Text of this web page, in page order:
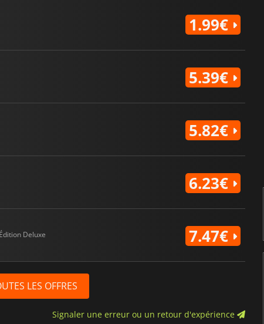
1.99€
5.39€
5.82€
6.23€
Édition Deluxe 7.47€
LES OFFRES
Signaler une erreur ou un retour d'expérience